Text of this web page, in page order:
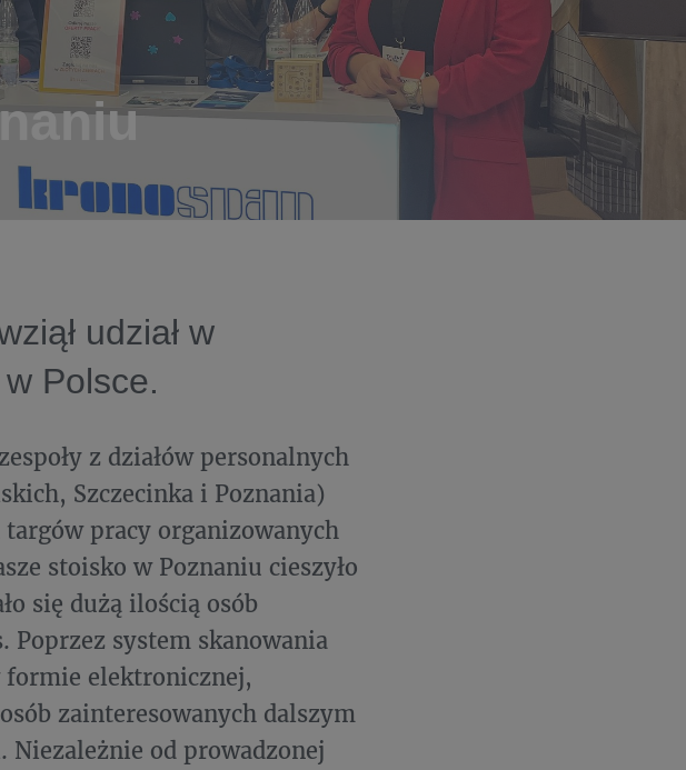
udział w
Polsce.
z działów personalnych
Szczecinka i Poznania)
pracy organizowanych
stoisko w Poznaniu cieszyło
się dużą ilością osób
Poprzez system skanowania
formie elektronicznej,
zainteresowanych dalszym
od prowadzonej